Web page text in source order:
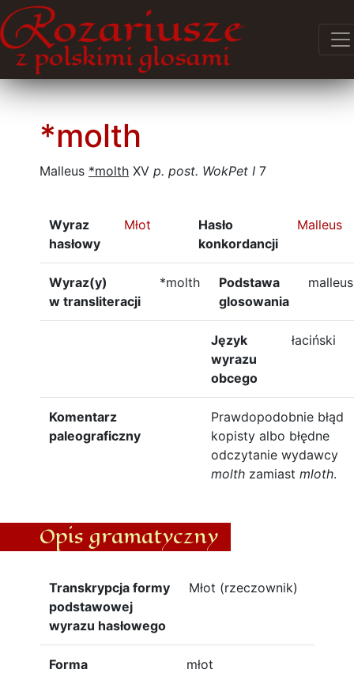
*molth
Malleus *molth XV p. post. WokPet I 7
Wyraz
hasłowy
Młot
Hasło
konkordancji
Malleus
Wyraz(y)
w transliteracji
*molth
Podstawa
glosowania
malleus
Język
wyrazu
obcego
łaciński
Komentarz
paleograficzny
Prawdopodobnie błąd
kopisty albo błędne
odczytanie wydawcy
molthzamiast mloth.
Opis gramatyczny
Transkrypcja formy
podstawowej
wyrazu hasłowego
Młot (rzeczownik)
Forma
młot